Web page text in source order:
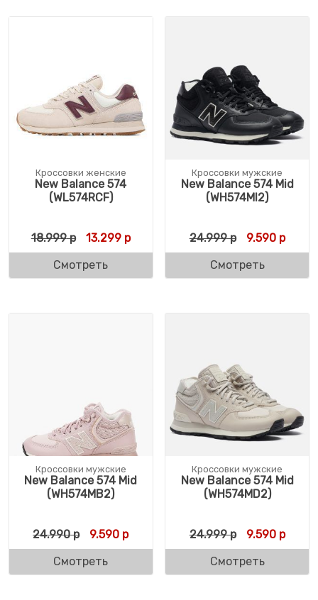
Кроссовки женские
New Balance 574
(WL574RCF)
18.999р Первоначальная цена составляла 18.999
13.299рТекущая цена: 13.299 р.
Смотреть
Кроссовки мужские
New Balance 574 Mid
(WH574MI2)
24.999р 9.590р
Смотреть
Кроссовки мужские
New Balance 574 Mid
(WH574MB2)
24.990р Первоначальная цена составляла
9.590 рТекущая цена: 9.590 р.
Смотреть
Кроссовки мужские
New Balance 574 Mid
(WH574MD2)
24.999р 9.590р
Смотреть